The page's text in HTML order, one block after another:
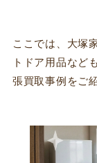
ここでは、大塚
トドア用品など
張買取事例をご